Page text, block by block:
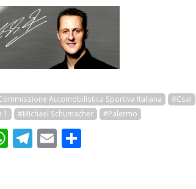
Automobilistica Sportiva Italiana
#Csai
1 #Michael Schumacher #Palermo
WhatsApp
Telegram
Email